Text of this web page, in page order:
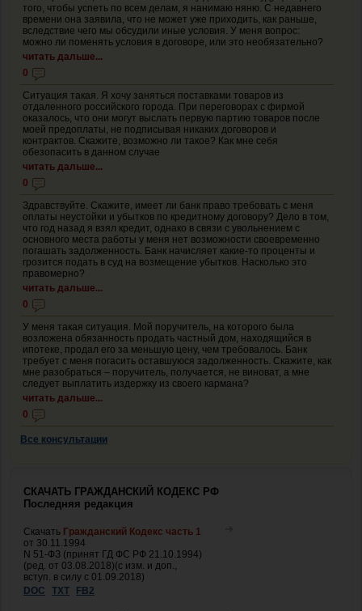
того, чтобы успеть по всем делам, я нанимаю няню. С недавнего
времени она заявила, что не может уже приходить, как раньше,
вследствие чего мы обсудили иные условия. У меня вопрос:
можно ли поменять условия в договоре, или это необязательно?
читать дальше...
0
Ситуация такая. Я хочу заняться поставками товаров из
отдаленного российского города. При переговорах с фирмой
оказалось, что они могут выслать первую партию товаров после
моей предоплаты, не подписывая никаких договоров и
контрактов. Скажите, возможно ли такое? Как мне себя
обезопасить в данном случае
читать дальше...
0
Здравствуйте. Скажите, имеет ли банк право требовать с меня
оплаты неустойки и убытков по кредитному договору? Дело в том,
что год назад я взял кредит, однако в связи с увольнением с
основного места работы у меня нет возможности своевременно
погашать задолженность. Банк начисляет какие-то проценты и
грозится подать в суд на возмещение убытков. Насколько это
правомерно?
читать дальше...
0
У меня такая ситуация. Мой поручитель, на которого была
возложена обязанность продать частный дом, находящийся в
ипотеке, продал его за меньшую цену, чем требовалось. Банк
требует с меня погасить оставшуюся задолженность. Скажите, как
мне разобраться – поручитель, получается, не виноват, а мне
следует выплатить издержку из своего кармана?
читать дальше...
0
Все консультации
СКАЧАТЬ ГРАЖДАНСКИЙ КОДЕКС РФ
Последняя редакция
Скачать Гражданский Кодекс часть 1
от 30.11.1994
N 51-ФЗ (принят ГД ФС РФ 21.10.1994)
(ред. от 03.08.2018)(с изм. и доп.,
вступ. в силу с 01.09.2018)
DOC
TXT FB2